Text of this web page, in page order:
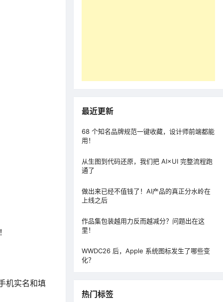
机实名和填
最近更新
68 个知名品牌规范一键收藏，设计师前端都能
用！
从生图到代码还原，我们把 AI×UI 完整流程跑
通了
做出来已经不值钱了！AI产品的真正分水岭在
上线之后
作品集包装越用力反而越减分？问题出在这
里！
WWDC26 后，Apple 系统图标发生了哪些变
化？
热门标签